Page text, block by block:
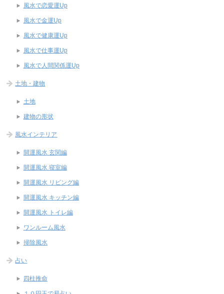
風水で恋愛運Up
風水で金運Up
風水で健康運Up
風水で仕事運Up
風水で人間関係運Up
土地・建物
土地
建物の形状
風水インテリア
開運風水 玄関編
開運風水 寝室編
開運風水 リビング編
開運風水 キッチン編
開運風水 トイレ編
ワンルーム風水
掃除風水
占い
四柱推命